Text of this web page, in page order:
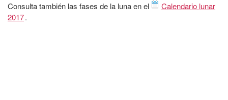
Consulta también las fases de la luna en el
Calendario lunar
2017.